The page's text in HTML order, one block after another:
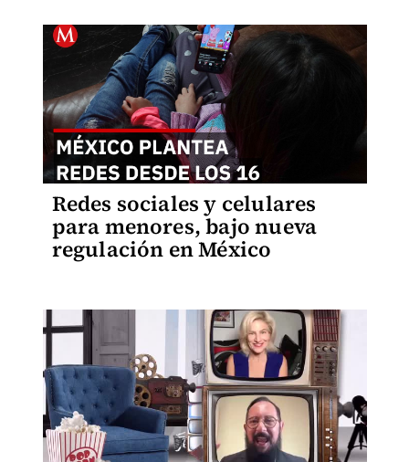
Redes sociales y celulares
para menores, bajo nueva
regulación en México